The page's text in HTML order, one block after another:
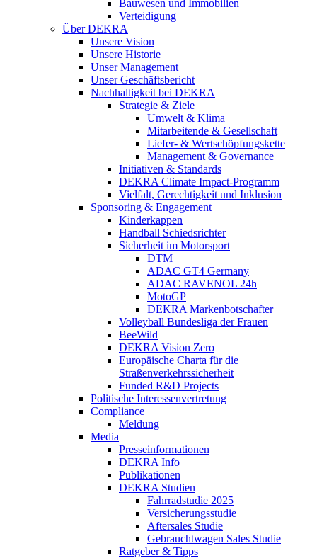
Bauwesen und Immobilien
Verteidigung
Über DEKRA
Unsere Vision
Unsere Historie
Unser Management
Unser Geschäftsbericht
Nachhaltigkeit bei DEKRA
Strategie & Ziele
Umwelt & Klima
Mitarbeitende & Gesellschaft
Liefer- & Wertschöpfungskette
Management & Governance
Initiativen & Standards
DEKRA Climate Impact-Programm
Vielfalt, Gerechtigkeit und Inklusion​
Sponsoring & Engagement
Kinderkappen
Handball Schiedsrichter
Sicherheit im Motorsport
DTM
ADAC GT4 Germany
ADAC RAVENOL 24h
MotoGP
DEKRA Markenbotschafter
Volleyball Bundesliga der Frauen
BeeWild
DEKRA Vision Zero
Europäische Charta für die
Straßenverkehrssicherheit
Funded R&D Projects
Politische Interessenvertretung
Compliance
Meldung
Media
Presseinformationen
DEKRA Info
Publikationen
DEKRA Studien
Fahrradstudie 2025
Versicherungsstudie
Aftersales Studie
Gebrauchtwagen Sales Studie
Ratgeber & Tipps